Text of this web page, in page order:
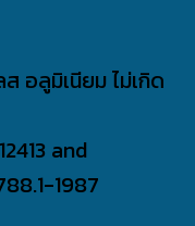
อลูมิเนียม ไม่เกิด
and
1987